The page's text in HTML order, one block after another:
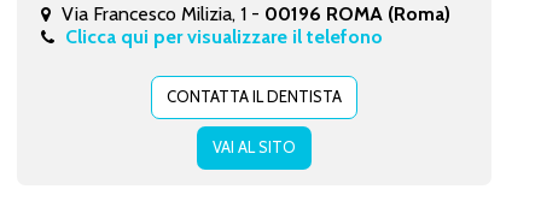
Via Francesco Milizia, 1 - 00196 ROMA (Roma)
Clicca qui per visualizzare il telefono
CONTATTA IL DENTISTA
VAI AL SITO